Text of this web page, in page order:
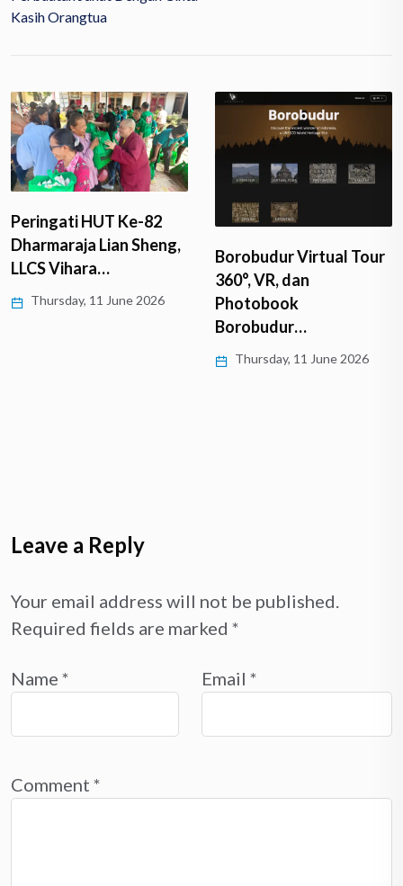
Kasih Orangtua
Peringati HUT Ke-82
Dharmaraja Lian Sheng,
LLCS Vihara…
Thursday, 11 June 2026
Borobudur Virtual Tour
360°, VR, dan
Photobook
Borobudur…
Thursday, 11 June 2026
Leave a Reply
Your email address will not be published.
Required fields are marked *
Name * Email *
Comment *